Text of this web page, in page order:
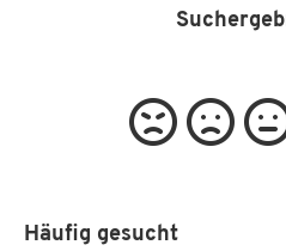
Häufig gesucht